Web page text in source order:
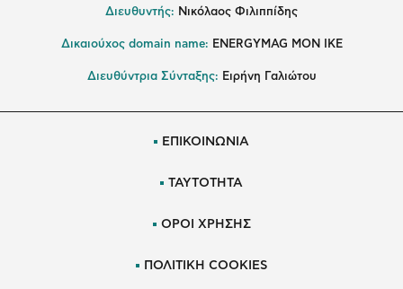
Διευθυντής: Νικόλαος Φιλιππίδης
Δικαιούχος domain name: ENERGYMAG ΜΟΝ ΙΚΕ
Διευθύντρια Σύνταξης: Ειρήνη Γαλιώτου
ΕΠΙΚΟΙΝΩΝΙΑ
ΤΑΥΤΟΤΗΤΑ
ΟΡΟΙ ΧΡΗΣΗΣ
ΠΟΛΙΤΙΚΗ COOKIES